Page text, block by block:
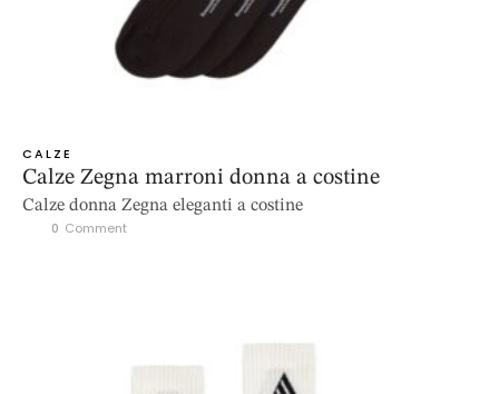
CALZE
Calze Zegna marroni donna a costine
Calze donna Zegna eleganti a costine
0 Comment